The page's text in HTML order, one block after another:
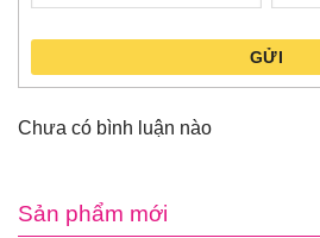
GỬI
Chưa có bình luận nào
Sản phẩm mới